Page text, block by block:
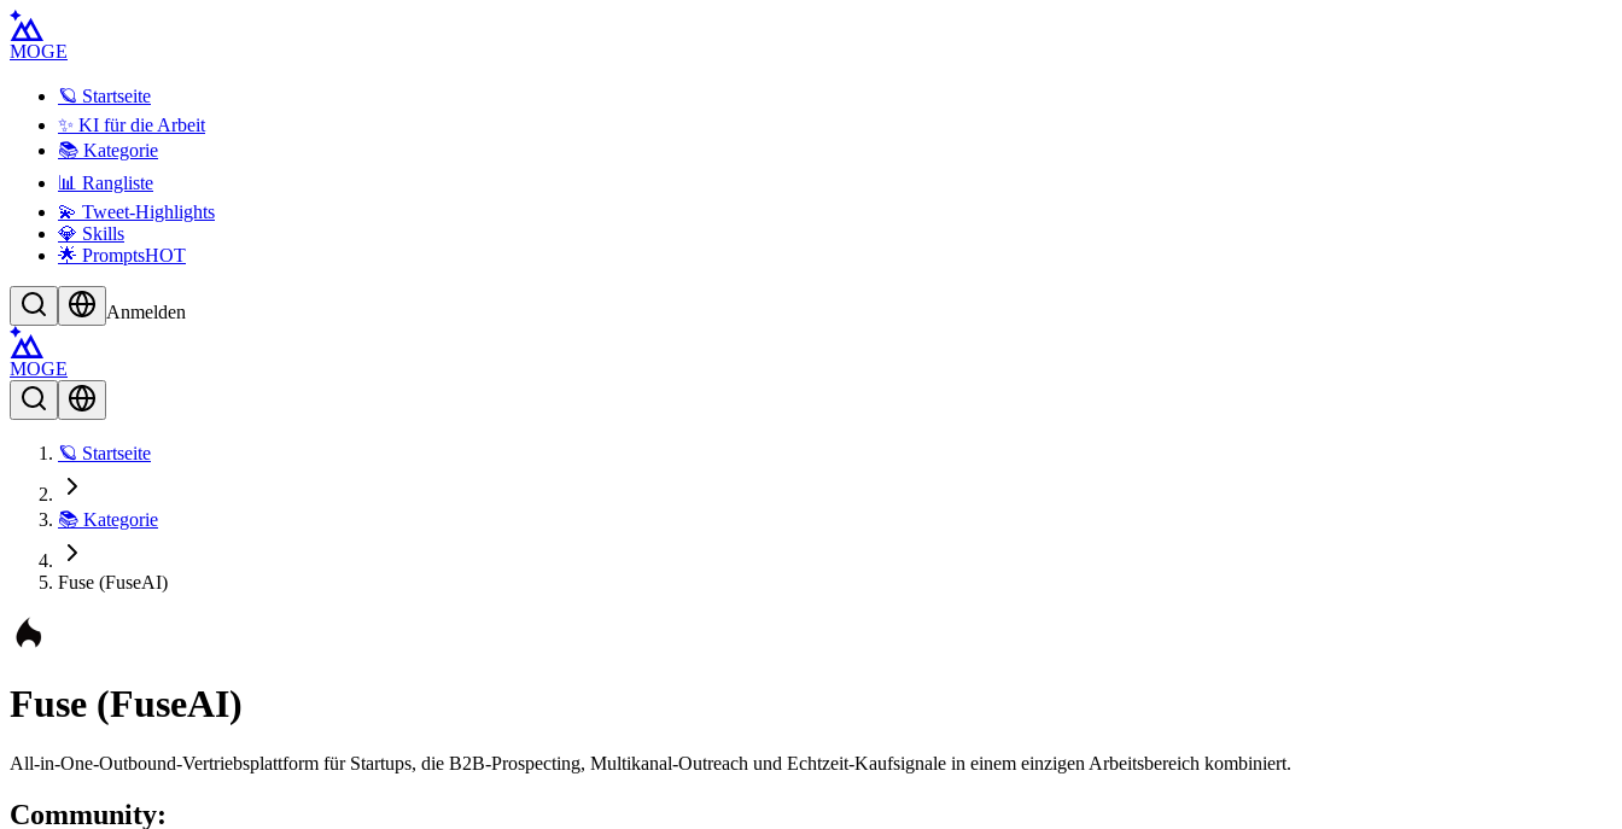
MOGE
🪐 Startseite
✨ KI für die Arbeit
📚 Kategorie
📊 Rangliste
💫 Tweet-Highlights
💎 Skills
🌟 PromptsHOT
Anmelden
MOGE
🪐 Startseite
📚 Kategorie
Fuse (FuseAI)
Fuse (FuseAI)
All-in-One-Outbound-Vertriebsplattform für Startups, die B2B-Prospecting, Multikanal-Outreach und Echtzeit-Kaufsignale in einem einzigen Arbeitsbereich kombiniert.
Community: